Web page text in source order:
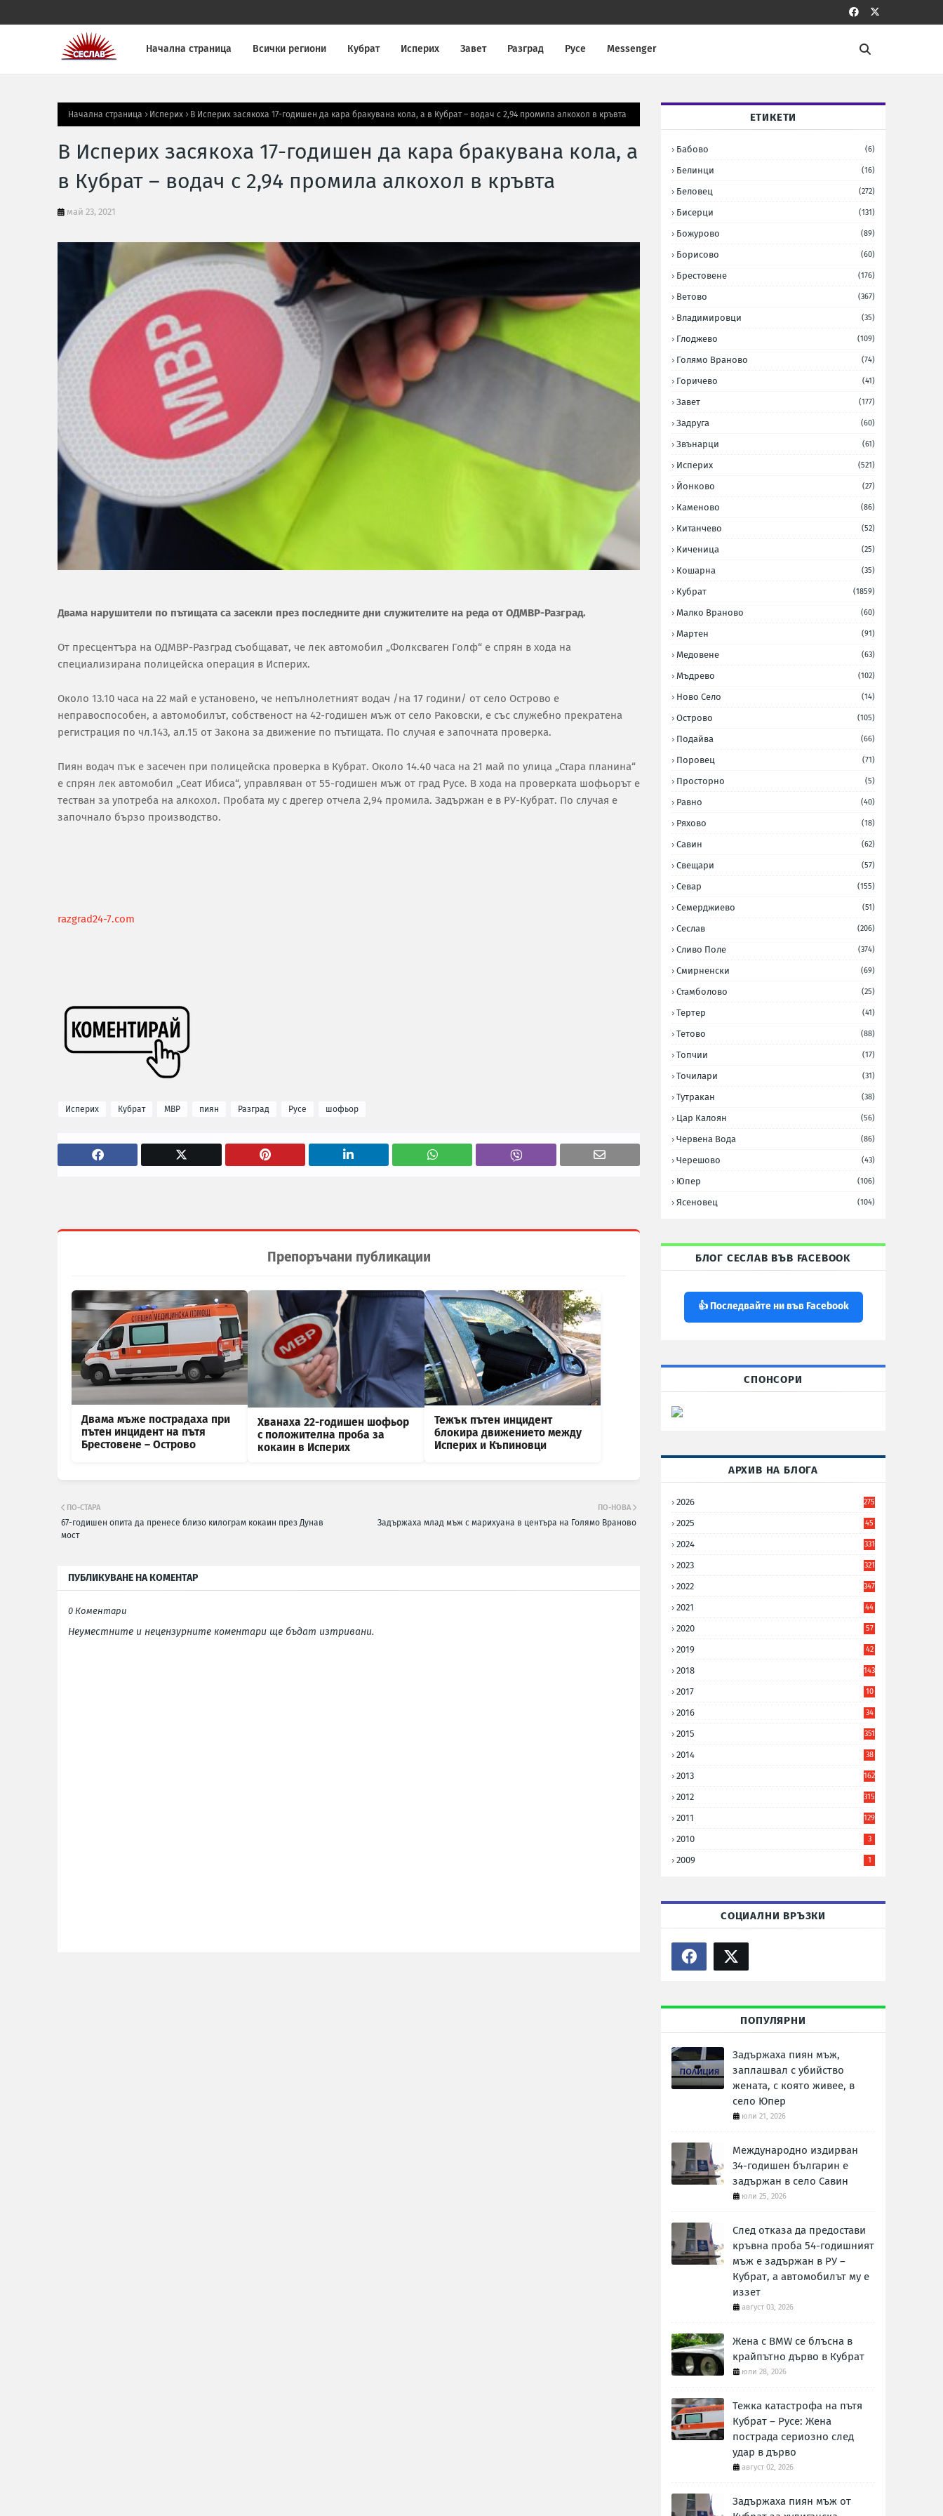
Начална страница Всички региони Кубрат Исперих Завет Разград Русе Messenger
Начална страница Исперих В Исперих засякоха 17-годишен да кара бракувана кола, а в Кубрат – водач с 2,94 промила алкохол в кръвта
В Исперих засякоха 17-годишен да кара бракувана кола, а
в Кубрат – водач с 2,94 промила алкохол в кръвта
май 23, 2021
Двама нарушители по пътищата са засекли през последните дни служителите на реда от ОДМВР-Разград.
От пресцентъра на ОДМВР-Разград съобщават, че лек автомобил „Фолксваген Голф“ е спрян в хода на
специализирана полицейска операция в Исперих.
Около 13.10 часа на 22 май е установено, че непълнолетният водач /на 17 години/ от село Острово е
неправоспособен, а автомобилът, собственост на 42-годишен мъж от село Раковски, е със служебно прекратена
регистрация по чл.143, ал.15 от Закона за движение по пътищата. По случая е започната проверка.
Пиян водач пък е засечен при полицейска проверка в Кубрат. Около 14.40 часа на 21 май по улица „Стара планина“
е спрян лек автомобил „Сеат Ибиса“, управляван от 55-годишен мъж от град Русе. В хода на проверката шофьорът е
тестван за употреба на алкохол. Пробата му с дрегер отчела 2,94 промила. Задържан е в РУ-Кубрат. По случая е
започнало бързо производство.
razgrad24-7.com
Исперих Кубрат МВР пиян Разград Русе шофьор
Препоръчани публикации
Двама мъже пострадаха при
пътен инцидент на пътя
Брестовене – Острово
Хванаха 22-годишен шофьор
с положителна проба за
кокаин в Исперих
Тежък пътен инцидент
блокира движението между
Исперих и Къпиновци
ПО-НОВА
Задържаха млад мъж с марихуана в центъра на Голямо Враново
ПО-СТАРА
67-годишен опита да пренесе близо килограм кокаин през Дунав
мост
ПУБЛИКУВАНЕ НА КОМЕНТАР
0 Коментари
Неуместните и нецензурните коментари ще бъдат изтривани.
ЕТИКЕТИ
Бабово (6)
Белинци (16)
Беловец (272)
Бисерци (131)
Божурово (89)
Борисово (60)
Брестовене (176)
Ветово (367)
Владимировци (35)
Глоджево (109)
Голямо Враново (74)
Горичево (41)
Завет (177)
Задруга (60)
Звънарци (61)
Исперих (521)
Йонково (27)
Каменово (86)
Китанчево (52)
Киченица (25)
Кошарна (35)
Кубрат (1859)
Малко Враново (60)
Мартен (91)
Медовене (63)
Мъдрево (102)
Ново Село (14)
Острово (105)
Подайва (66)
Поровец (71)
Просторно (5)
Равно (40)
Ряхово (18)
Савин (62)
Свещари (57)
Севар (155)
Семерджиево (51)
Сеслав (206)
Сливо Поле (374)
Смирненски (69)
Стамболово (25)
Тертер (41)
Тетово (88)
Топчии (17)
Точилари (31)
Тутракан (38)
Цар Калоян (56)
Червена Вода (86)
Черешово (43)
Юпер (106)
Ясеновец (104)
БЛОГ СЕСЛАВ ВЪВ FACEBOOK
👍 Последвайте ни във Facebook
СПОНСОРИ
АРХИВ НА БЛОГА
2026 275
2025
45
2024 331
2023 321
2022 347
2021
44
2020
57
2019
42
2018 143
2017
10
2016
34
2015 351
2014
38
2013 162
2012 315
2011 129
2010 3
2009 1
СОЦИАЛНИ ВРЪЗКИ
ПОПУЛЯРНИ
Задържаха пиян мъж,
заплашвал с убийство
жената, с която живее, в
село Юпер
юли 21, 2026
Международно издирван
34-годишен българин е
задържан в село Савин
юли 25, 2026
След отказа да предостави
кръвна проба 54-годишният
мъж е задържан в РУ –
Кубрат, а автомобилът му е
иззет
август 03, 2026
Жена с BMW се блъсна в
крайпътно дърво в Кубрат
юли 28, 2026
Тежка катастрофа на пътя
Кубрат – Русе: Жена
пострада сериозно след
удар в дърво
август 02, 2026
Задържаха пиян мъж от